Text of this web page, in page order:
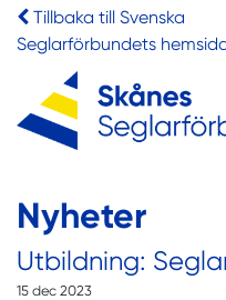
Tillbaka till Svenska
Seglarförbundets
Nyheter
Utbildning:
15 dec 2023